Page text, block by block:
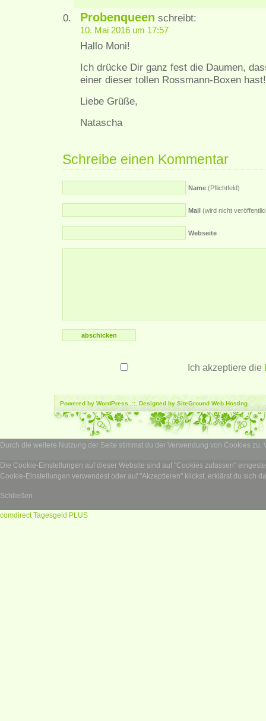
Probenqueen schreibt:
10. Mai 2016 um 17:57
Hallo Moni!
Ich drücke Dir ganz fest die Daumen,
einer dieser tollen Rossmann-Boxen hast!
Liebe Grüße,
Natascha
Schreibe einen Kommentar
Name (Pflichtfeld)
Mail (wird nicht
Webseite
Ich akzeptiere die
Powered byWordPress.::. Designed by SiteGroundWeb Hosting
Durch die weitere Nutzung der Seite stimmst du der Verwendung von Cookies zu.
Die Cookie-Einstellungen auf dieser Website sind auf "Cookies zulassen"
Cookie-Einstellungen verwendest oder auf "Akzeptieren" klickst, erklärst du sich
Schließen
comdirect Tagesgeld PLUS